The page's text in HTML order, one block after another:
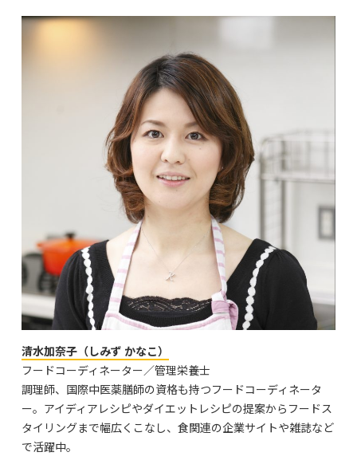
清水加奈子（しみず かなこ）
フードコーディネーター／管理栄養士
調理師、国際中医薬膳師の資格も持つフードコーディネータ
ー。アイディアレシピやダイエットレシピの提案からフードス
タイリングまで幅広くこなし、食関連の企業サイトや雑誌など
で活躍中。